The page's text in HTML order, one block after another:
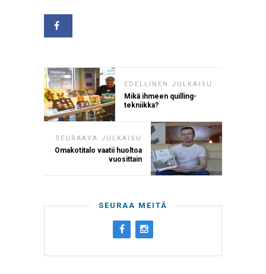
EDELLINEN JULKAISU
Mikä ihmeen quilling-
tekniikka?
SEURAAVA JULKAISU
Omakotitalo vaatii huoltoa
vuosittain
SEURAA MEITÄ